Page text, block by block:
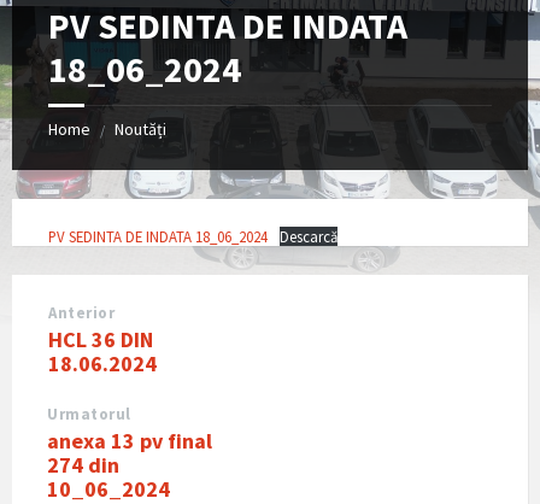
PV SEDINTA DE INDATA
18_06_2024
Home / Noutăți
PV SEDINTA DE INDATA 18_06_2024 Descarcă
Anterior
HCL 36 DIN
18.06.2024
Urmatorul
anexa 13 pv final
274 din
10_06_2024